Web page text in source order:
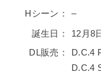
Hシーン：
–
誕生日：
12月8
DL販売：
D.C.4
D.C.4